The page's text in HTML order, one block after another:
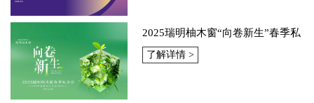
2025瑞明柚木窗“向卷新生”春季私
享会圆满落幕——携手九城，共赴
了解详情 >